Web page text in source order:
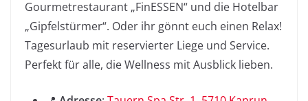
Gourmetrestaurant „FinESSEN“ und die Hotelbar
„Gipfelstürmer“. Oder ihr gönnt euch einen Relax!
Tagesurlaub mit reservierter Liege und Service.
Perfekt für alle, die Wellness mit Ausblick lieben.